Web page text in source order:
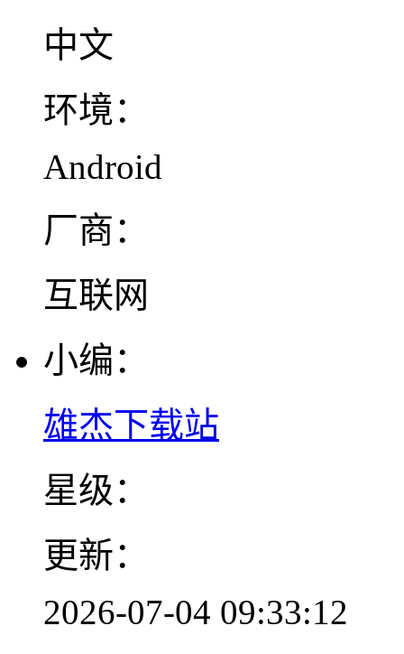
中文
环境：
Android
厂商：
互联网
小编：
雄杰下载站
星级：
更新：
2026-07-04 09:33:12